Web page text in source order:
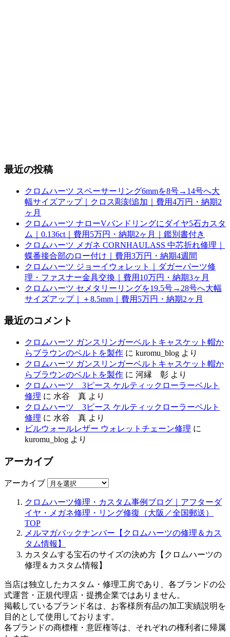
最近の投稿
クロムハーツ スペーサーリング6mmを8号→14号へ大
幅サイズアップ｜クロス彫刻追加｜費用4万円・納期2
ヶ月
クロムハーツ ナローVバンドリングにダイヤ5石カスタ
ム｜0.136ct｜費用5万円・納期2ヶ月｜鑑別書付き
クロムハーツ メガネ CORNHAULASS 中芯折れ修理｜
蝶番接合部のロー付け｜費用3万円・納期4週間
クロムハーツ ジョーイウォレット｜ダガーパーツ修
理・ファスナー金具交換｜費用10万円・納期3ヶ月
クロムハーツ セメタリーリングを19.5号→28号へ大幅
サイズアップ｜＋8.5mm｜費用5万円・納期2ヶ月
最近のコメント
クロムハーツ ガンスリンガーベルトキャスケット帽か
らブラウンのベルトを製作 に kuromu_blog より
クロムハーツ ガンスリンガーベルトキャスケット帽か
らブラウンのベルトを製作 に 河縁 彰 より
クロムハーツ 3ピース ケルティックローラーベルト
修理 に 水谷 真 より
クロムハーツ 3ピース ケルティックローラーベルト
修理 に 水谷 真 より
ビルウォールレザー ウォレットチェーン修理 に
kuromu_blog より
アーカイブ
アーカイブ
クロムハーツ修理・カスタム事例ブログ｜アフターダ
イヤ・メガネ修理・リング修復（大阪／全国郵送）
TOP
メルマガバックナンバー【クロムハーツの修理＆カス
タム情報】
カスタムする宝石のサイズの決め方【クロムハーツの
修理＆カスタム情報】
当店は独立したカスタム・修理工房であり、各ブランドの公
式運営・正規代理店・提携企業ではありません。
掲載しているブランド名は、お客様所有品の加工実績説明を
目的として使用しております。
各ブランドの商標権・意匠権等は、それぞれの権利者に帰属